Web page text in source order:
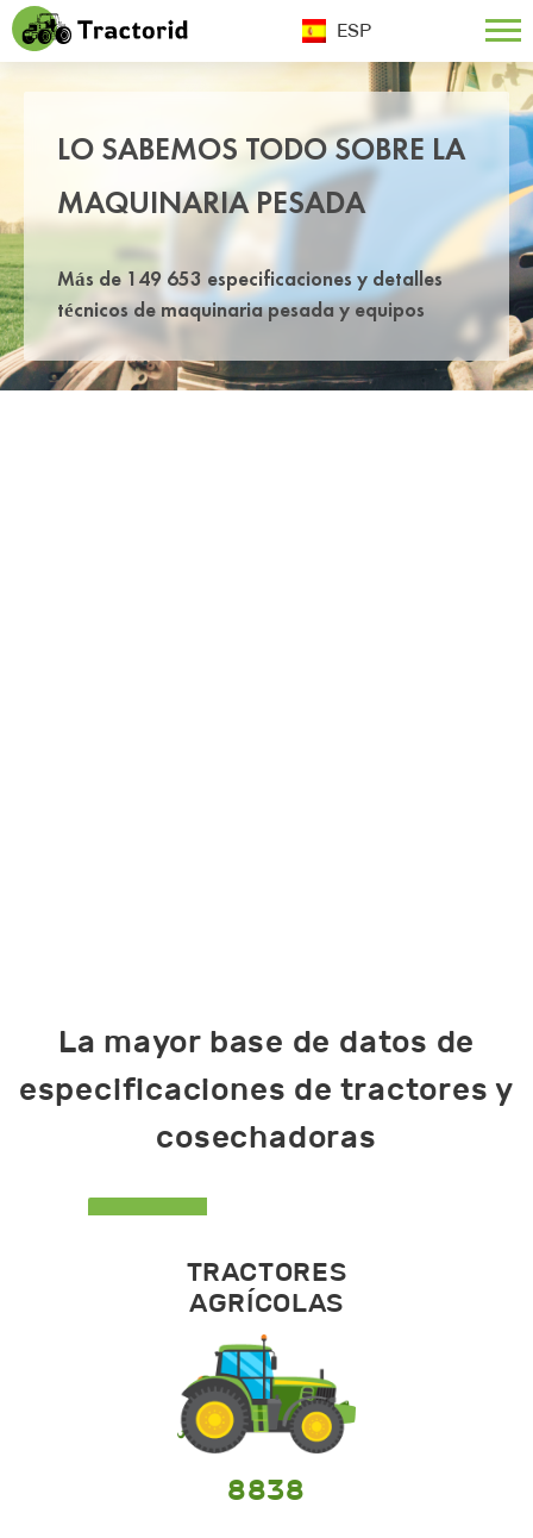
ESP
LO SABEMOS TODO SOBRE LA
MAQUINARIA PESADA
Más de 149 653 especificaciones y detalles
técnicos de maquinaria pesada y equipos
La mayor base de datos de
especificaciones de tractores y
cosechadoras
TRACTORES
AGRÍCOLAS
8838